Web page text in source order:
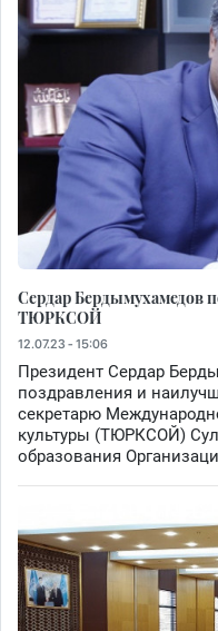
Сердар Бердымухамедов
ТЮРКСОЙ
12.07.23 - 15:06
Президент Сердар
поздравления и
секретарю
культуры (ТЮРКСОЙ)
образования